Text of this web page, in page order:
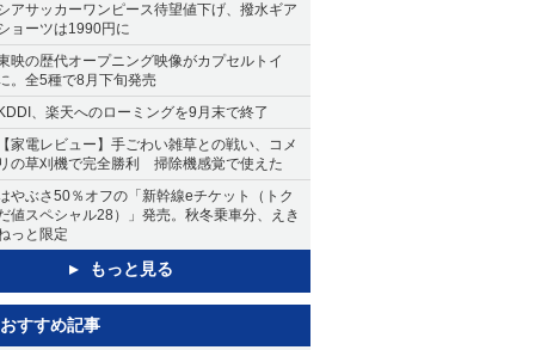
アサッカーワンピース待望値下げ、撥水ギア
ョーツは1990円に
映の歴代オープニング映像がカプセルトイ
。全5種で8月下旬発売
、楽天へのローミングを9月末で終了
家電レビュー】手ごわい雑草との戦い、コメ
の草刈機で完全勝利 掃除機感覚で使えた
やぶさ50％オフの「新幹線eチケット（トク
値スペシャル28）」発売。秋冬乗車分、えき
っと限定
もっと見る
おすすめ記事